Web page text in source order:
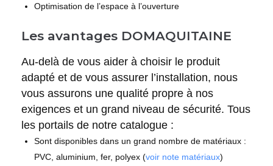
Optimisation de l’espace à l’ouverture
Les avantages DOMAQUITAINE
Au-delà de vous aider à choisir le produit
adapté et de vous assurer l’installation, nous
vous assurons une qualité propre à nos
exigences et un grand niveau de sécurité. Tous
les portails de notre catalogue :
Sont disponibles dans un grand nombre de matériaux :
PVC, aluminium, fer, polyex (voir note matériaux)